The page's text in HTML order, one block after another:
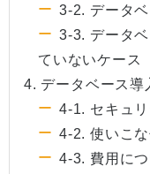
3-2. データ
3-3. データ
ていないケース
4. データベース導
4-1. セキュ
4-2. 使いこ
4-3. 費用に